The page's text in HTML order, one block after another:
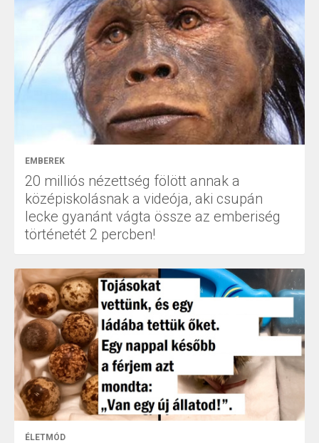
EMBEREK
20 milliós nézettség fölött annak a
középiskolásnak a videója, aki csupán
lecke gyanánt vágta össze az emberiség
történetét 2 percben!
ÉLETMÓD